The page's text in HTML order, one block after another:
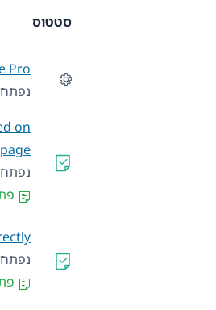
סטטוס
Pro
נפתח
on
נפתח
נפתח